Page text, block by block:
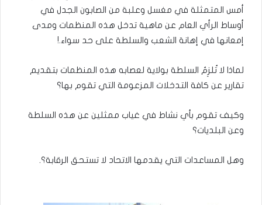
أمس المتمثلة في مغسل وعلبة من الصابون الجدل في
أوساط الرأي العام عن ماهية تدخل هذه المنظمات ومدى
إمعانها في إهانة الشعب والسلطة على حد سواء.!
لماذا لا تُلزِمُ السلطة بولاية لعصابه هذه المنظمات بتقديم
تقارير عن كافة التدخلات المزعومة التي تقوم بها؟
وكيف تقوم بأي نشاط في غياب ممثلين عن هذه السلطة
وعن البلديات؟
وهل المساعدات التي يقدمها الاتحاد لا تستحق الرقابة؟.